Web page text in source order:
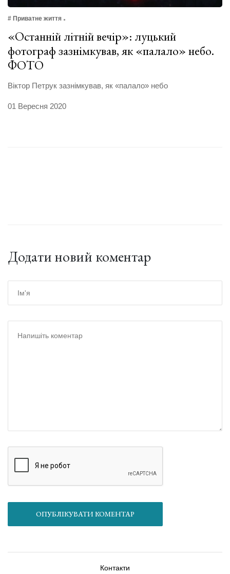
# Приватне життя
«Останній літній вечір»: луцький
фотограф зазнімкував, як «палало» небо.
ФОТО
Віктор Петрук зазнімкував, як «палало» небо
01 Вересня 2020
Додати новий коментар
ОПУБЛІКУВАТИ КОМЕНТАР
Контакти